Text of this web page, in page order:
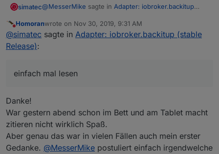
simatec@MesserMike sagte in Adapter: iobroker.backitup
und was is nun genau der unterschied zu
Die gleiche Frage wurde hier schon tausendendemale
gestellt und speziell dir hab ich dieses in meiner
reden.
offizielle Doku von iobroker.
Do not disturb
Homoranwrote on Nov 30, 2019, 9:31 AM
last edited by
@simatec sagte in Adapter: iobroker.backitup (stable
Release):
einfach mal lesen
Danke!
War gestern abend schon im Bett und am Tablet macht
zitieren nicht wirklich Spaß.
Aber genau das war in vielen Fällen auch mein erster
Gedanke. @MesserMike postuliert einfach irgendwelche